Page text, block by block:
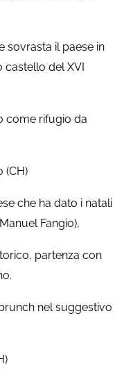
sovrasta il paese in
castello del XVI
come rifugio da
(CH)
che ha dato i natali
Fangio),
partenza con
nel suggestivo